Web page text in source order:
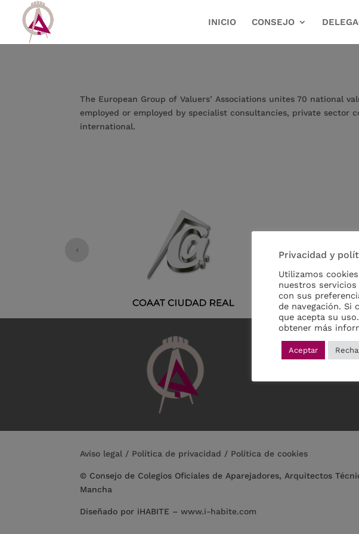
INICIO CONSEJO
The European Group of Valuers’ Associations unites 70 national
employed or employed by specialist consultancies, private
international.
Aviso legal / Política de privacidad / Política de cookies
© Consejo de Colegios Oficiales de Aparejadores, Arquitectos
Mancha
Diseñado por iHABITE –www.i-habite.com
Privacidad y
Utilizamos
nuestros
con sus
de navegación. Si
que acepta su
obtener más
Aceptar